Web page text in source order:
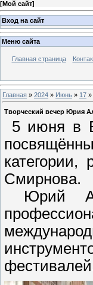
[Мой сайт]
Вход на сайт
Меню сайта
Главная страница
Главная » 2024 » Июнь » 17 »
Творческий вечер Юрия
5 июня в
Смирнова.
Юрий